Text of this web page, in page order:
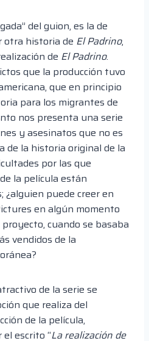
del guion, es la de
otra historia de El Padrino,
de El Padrino.
que la producción tuvo
que en principio
para los migrantes de
nos presenta una serie
y asesinatos que no es
de la historia original de la
por las que
la película están
¿alguien puede creer en
en algún momento
cuando se basaba
vendidos de la
de la serie se
que realiza del
de la película,
escrito “La realización de